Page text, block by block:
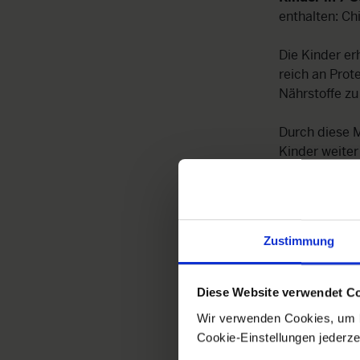
Zustimmung
Diese Website verwendet
Wir verwenden Cookies,
Cookie-Einstellungen
enthalten:
Die Kinder
reich an
Nährstoffe
Durch diese
Kinder
Fehlzeiten in
geschwächt
Zusätzlich
können wir
David Immer.